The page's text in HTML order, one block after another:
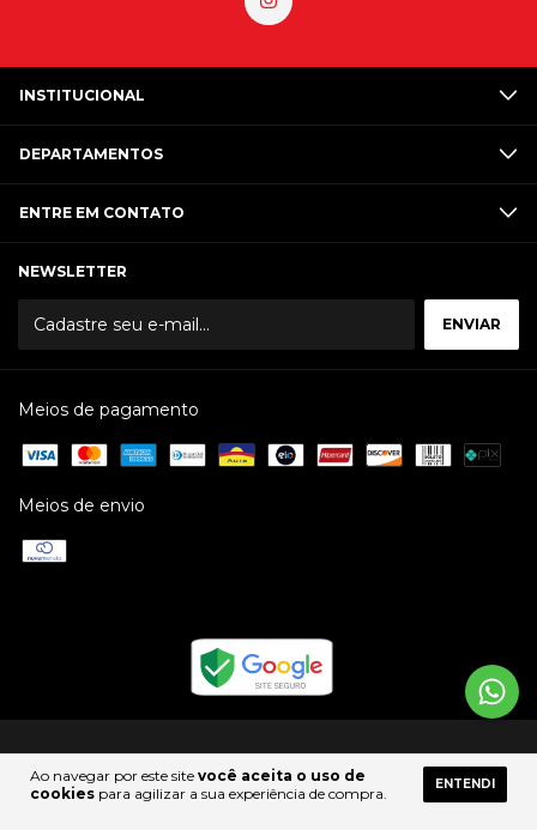
Ao navegar por este site você aceita o uso de
cookies para agilizar a sua experiência de compra.
ENTENDI
INSTITUCIONAL
DEPARTAMENTOS
ENTRE EM CONTATO
NEWSLETTER
Meios de pagamento
Meios de envio
Copyright DICK SPORTING GOODS IND COM MATS ESP E SERV LTDA -
71968523000174 - 2026. Todos os direitos reservados.